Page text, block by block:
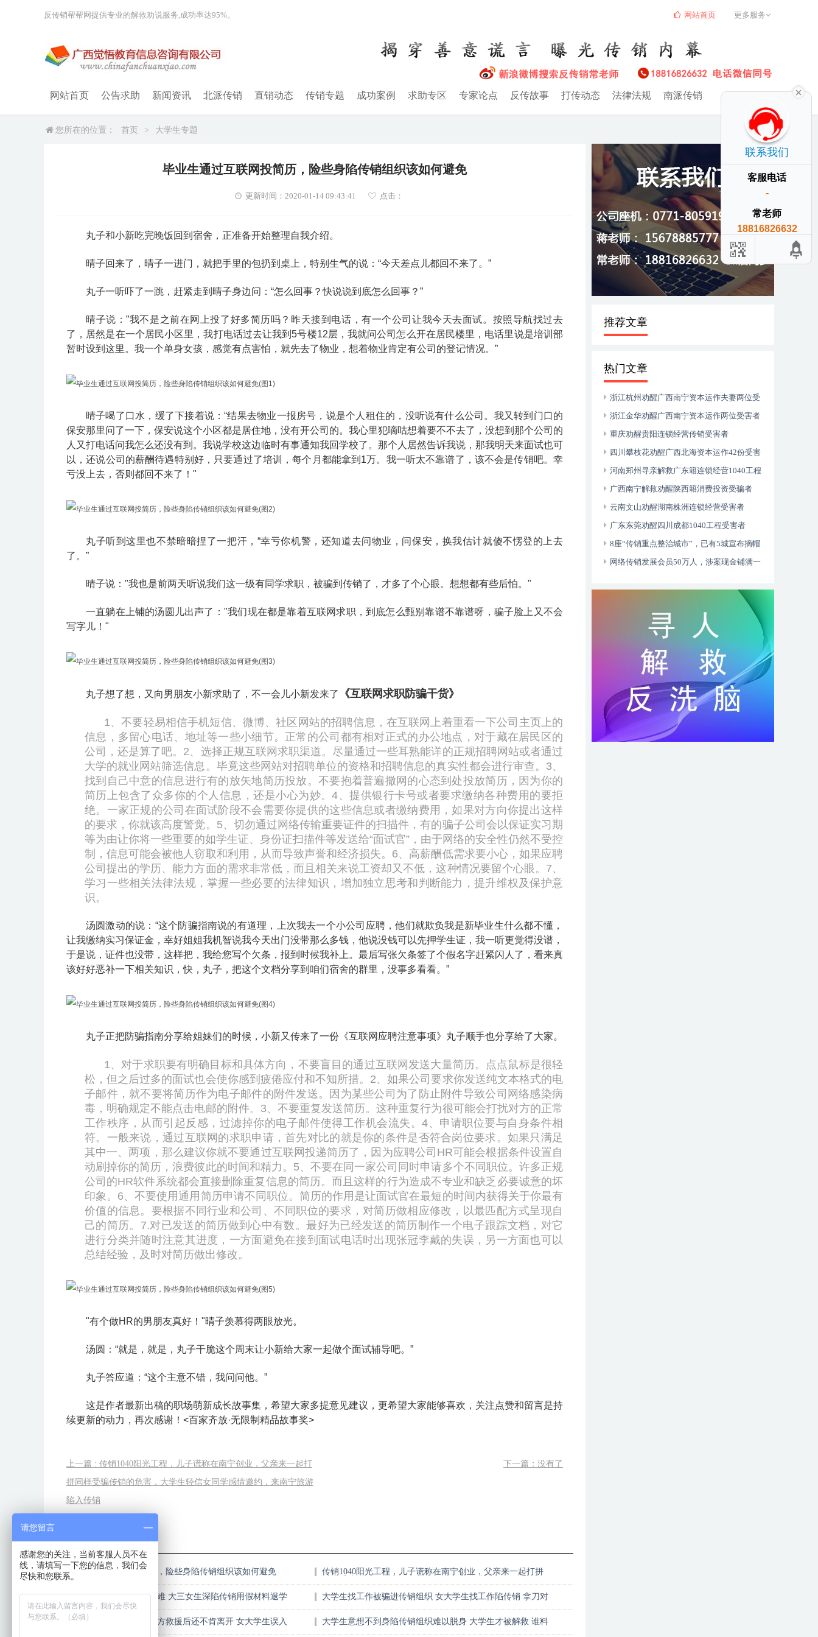
网站首页 公告求助 新闻资讯 北派传销 直销动态 传销专题 成功案例 求助专区 专家论点 反传故事 打传动态 法律法规 南派传销
网站首页 更多服务
反传销帮帮网提供专业的解救劝说服务,成功率达95%。
您所在的位置： 首页 > 大学生专题
毕业生通过互联网投简历，险些身陷传销组织该如何避免
更新时间：2020-01-14 09:43:41 点击：
丸子和小新吃完晚饭回到宿舍，正准备开始整理自我介绍。
晴子回来了，晴子一进门，就把手里的包扔到桌上，特别生气的说：“今天差点儿都回不来了。”
丸子一听吓了一跳，赶紧走到晴子身边问：“怎么回事？快说说到底怎么回事？”
晴子说：”我不是之前在网上投了好多简历吗？昨天接到电话，有一个公司让我今天去面试。按照导航找过去
了，居然是在一个居民小区里，我打电话过去让我到5号楼12层，我就问公司怎么开在居民楼里，电话里说是培训部
暂时设到这里。我一个单身女孩，感觉有点害怕，就先去了物业，想着物业肯定有公司的登记情况。”
晴子喝了口水，缓了下接着说：“结果去物业一报房号，说是个人租住的，没听说有什么公司。我又转到门口的
保安那里问了一下，保安说这个小区都是居住地，没有开公司的。我心里犯嘀咕想着要不不去了，没想到那个公司的
人又打电话问我怎么还没有到。我说学校这边临时有事通知我回学校了。那个人居然告诉我说，那我明天来面试也可
以，还说公司的薪酬待遇特别好，只要通过了培训，每个月都能拿到1万。我一听太不靠谱了，该不会是传销吧。幸
亏没上去，否则都回不来了！"
丸子听到这里也不禁暗暗捏了一把汗，“幸亏你机警，还知道去问物业，问保安，换我估计就傻不愣登的上去
了。”
晴子说："我也是前两天听说我们这一级有同学求职，被骗到传销了，才多了个心眼。想想都有些后怕。"
一直躺在上铺的汤圆儿出声了："我们现在都是靠着互联网求职，到底怎么甄别靠谱不靠谱呀，骗子脸上又不会
写字儿！"
丸子想了想，又向男朋友小新求助了，不一会儿小新发来了 《互联网求职防骗干货》
1、不要轻易相信手机短信、微博、社区网站的招聘信息，在互联网上着重看一下公司主页上的
信息，多留心电话、地址等一些小细节。正常的公司都有相对正式的办公地点，对于藏在居民区的
公司，还是算了吧。 2、选择正规互联网求职渠道。尽量通过一些耳熟能详的正规招聘网站或者通过
大学的就业网站筛选信息。毕竟这些网站对招聘单位的资格和招聘信息的真实性都会进行审查。 3、
找到自己中意的信息进行有的放矢地简历投放。不要抱着普遍撒网的心态到处投放简历，因为你的
简历上包含了众多你的个人信息，还是小心为妙。4、提供银行卡号或者要求缴纳各种费用的要拒
绝。一家正规的公司在面试阶段不会需要你提供的这些信息或者缴纳费用，如果对方向你提出这样
的要求，你就该高度警觉。 5、切勿通过网络传输重要证件的扫描件，有的骗子公司会以保证实习期
等为由让你将一些重要的如学生证、身份证扫描件等发送给“面试官”，由于网络的安全性仍然不受控
制，信息可能会被他人窃取和利用，从而导致声誉和经济损失。 6、高薪酬低需求要小心，如果应聘
公司提出的学历、能力方面的需求非常低，而且相关来说工资却又不低，这种情况要留个心眼。 7、
学习一些相关法律法规，掌握一些必要的法律知识，增加独立思考和判断能力，提升维权及保护意
识。
汤圆激动的说：“这个防骗指南说的有道理，上次我去一个小公司应聘，他们就欺负我是新毕业生什么都不懂，
让我缴纳实习保证金，幸好姐姐我机智说我今天出门没带那么多钱，他说没钱可以先押学生证，我一听更觉得没谱，
于是说，证件也没带，这样把，我给您写个欠条，报到时候我补上。最后写张欠条签了个假名字赶紧闪人了，看来真
该好好恶补一下相关知识，快，丸子，把这个文档分享到咱们宿舍的群里，没事多看看。”
丸子正把防骗指南分享给姐妹们的时候，小新又传来了一份《互联网应聘注意事项》丸子顺手也分享给了大家。
1、对于求职要有明确目标和具体方向，不要盲目的通过互联网发送大量简历。点点鼠标是很轻
松，但之后过多的面试也会使你感到疲倦应付和不知所措。 2、如果公司要求你发送纯文本格式的电
子邮件，就不要将简历作为电子邮件的附件发送。因为某些公司为了防止附件导致公司网络感染病
毒，明确规定不能点击电邮的附件。 3、不要重复发送简历。这种重复行为很可能会打扰对方的正常
工作秩序，从而引起反感，过滤掉你的电子邮件使得工作机会流失。4、申请职位要与自身条件相
符。一般来说，通过互联网的求职申请，首先对比的就是你的条件是否符合岗位要求。如果只满足
其中一、两项，那么建议你就不要通过互联网投递简历了，因为应聘公司HR可能会根据条件设置自
动刷掉你的简历，浪费彼此的时间和精力。 5、不要在同一家公司同时申请多个不同职位。许多正规
公司的HR软件系统都会直接删除重复信息的简历。而且这样的行为造成不专业和缺乏必要诚意的坏
印象。 6、不要使用通用简历申请不同职位。简历的作用是让面试官在最短的时间内获得关于你最有
价值的信息。要根据不同行业和公司、不同职位的要求，对简历做相应修改，以最匹配方式呈现自
己的简历。 7.对已发送的简历做到心中有数。最好为已经发送的简历制作一个电子跟踪文档，对它
进行分类并随时注意其进度，一方面避免在接到面试电话时出现张冠李戴的失误，另一方面也可以
总结经验，及时对简历做出修改。
"有个做HR的男朋友真好！"晴子羡慕得两眼放光。
汤圆：“就是，就是，丸子干脆这个周末让小新给大家一起做个面试辅导吧。”
丸子答应道：“这个主意不错，我问问他。”
这是作者最新出稿的职场萌新成长故事集，希望大家多提意见建议，更希望大家能够喜欢，关注点赞和留言是持
续更新的动力，再次感谢！<百家齐放·无限制精品故事奖>
上一篇 : 传销1040阳光工程，儿子谎称在南宁创业，父亲来一起打
拼同样受骗传销的危害，大学生轻信女同学感情邀约，来南宁旅游
陷入传销
下一篇：没有了
相关阅读
毕业生通过互联网投简历，险些身陷传销组织该如何避免
传销1040阳光工程，儿子谎称在南宁创业，父亲来一起打拼
脱离传销幡然悔悟复学却难 大三女生深陷传销用假材料退学
脱离传销后想复学
大学生找工作被骗进传销组织 女大学生找工作陷传销 拿刀对
女大学生被传销洗脑后警方救援后还不肯离开 女大学生误入
大学生意想不到身陷传销组织难以脱身 大学生才被解救 谁料
推荐文章
热门文章
浙江杭州劝醒广西南宁资本运作夫妻两位受
害者
浙江金华劝醒广西南宁资本运作两位受害者
重庆劝醒贵阳连锁经营传销受害者
四川攀枝花劝醒广西北海资本运作42份受害
者河南郑州寻亲解救广东籍连锁经营1040工程
受害者
广西南宁解救劝醒陕西籍消费投资受骗者
云南文山劝醒湖南株洲连锁经营受害者
广东东莞劝醒四川成都1040工程受害者
8座“传销重点整治城市”，已有5城宣布摘帽
网络传销发展会员50万人，涉案现金铺满一
联系我们
客服电话
-
常老师
18816826632
请您留言
感谢您的关注，当前客服人员不在
线，请填写一下您的信息，我们会
尽快和您联系。